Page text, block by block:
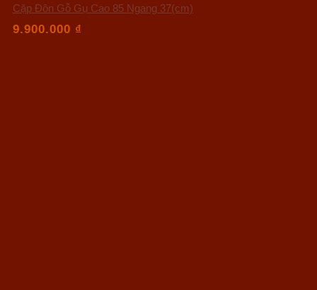
Cặp Đôn Gỗ Gụ Cao 85 Ngang 37(cm)
9.900.000 ₫